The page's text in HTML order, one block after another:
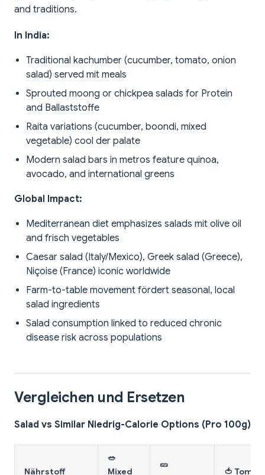
and traditions.
In India:
Traditional kachumber (cucumber, tomato, onion
salad) served mit meals
Sprouted moong or chickpea salads for Protein
and Ballaststoffe
Raita variations (cucumber, boondi, mixed
vegetable) cool der palate
Modern salad bars in metros feature quinoa,
avocado, and international greens
Global Impact:
Mediterranean diet emphasizes salads mit olive oil
and frisch vegetables
Caesar salad (Italy/Mexico), Greek salad (Greece),
Niçoise (France) iconic worldwide
Farm-to-table movement fördert seasonal, local
salad ingredients
Salad consumption linked to reduced chronic
disease risk across populations
Vergleichen und Ersetzen
Salad vs Similar Niedrig-Calorie Options (Pro 100g)
Nährstoff
🥗
Mixed
🥒
🍅